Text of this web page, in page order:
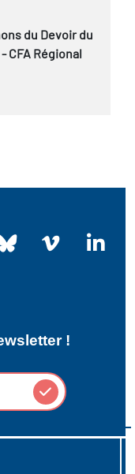
du Devoir du
CFA Régional
!